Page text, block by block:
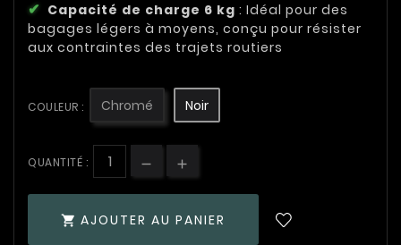
Capacité de charge 6 kg : Idéal pour des
bagages légers à moyens, conçu pour résister
aux contraintes des trajets routiers
COULEUR : Chromé Noir
QUANTITÉ :
 AJOUTER AU PANIER